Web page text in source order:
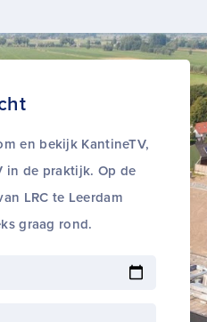
en bekijk KantineTV,
in de praktijk. Op de
LRC te Leerdam
graag rond.